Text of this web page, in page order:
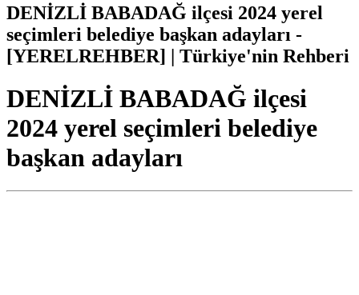
DENİZLİ BABADAĞ ilçesi 2024 yerel
seçimleri belediye başkan adayları -
[YERELREHBER] | Türkiye'nin Rehberi
DENİZLİ BABADAĞ ilçesi
2024 yerel seçimleri belediye
başkan adayları